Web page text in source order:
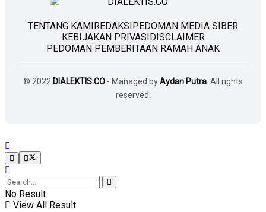
TENTANG KAMIREDAKSIPEDOMAN MEDIA SIBER
KEBIJAKAN PRIVASIDISCLAIMER
PEDOMAN PEMBERITAAN RAMAH ANAK
© 2022 DIALEKTIS.CO - Managed byAydan Putra . All rights
reserved.
No Result
View All Result